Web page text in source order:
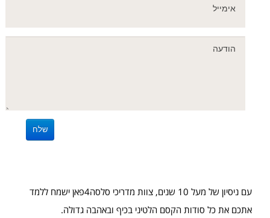
עם ניסיון של מעל 10 שנים, צוות מדריכי סלסה4פאן ישמח ללמד
אתכם את כל סודות הקסם הלטיני בכיף ובאהבה גדולה.